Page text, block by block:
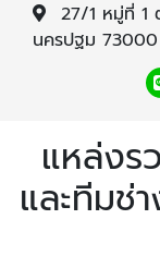
27/1 หมู่ที่ 1
นครปฐม 73000
แหล่งร
และทีมช่